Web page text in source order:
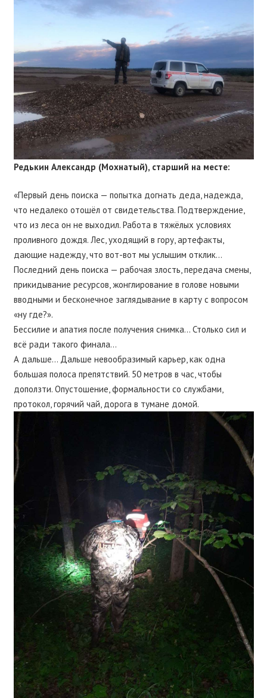
Редькин Александр (Мохнатый), старший на месте:
«Первый день поиска — попытка догнать деда, надежда,
что недалеко отошёл от свидетельства. Подтверждение,
что из леса он не выходил. Работа в тяжёлых условиях
проливного дождя. Лес, уходящий в гору, артефакты,
дающие надежду, что вот-вот мы услышим отклик…
Последний день поиска — рабочая злость, передача смены,
прикидывание ресурсов, жонглирование в голове новыми
вводными и бесконечное заглядывание в карту с вопросом
«ну где?».
Бессилие и апатия после получения снимка… Столько сил и
всё ради такого финала…
А дальше… Дальше невообразимый карьер, как одна
большая полоса препятствий. 50 метров в час, чтобы
доползти. Опустошение, формальности со службами,
протокол, горячий чай, дорога в тумане домой.